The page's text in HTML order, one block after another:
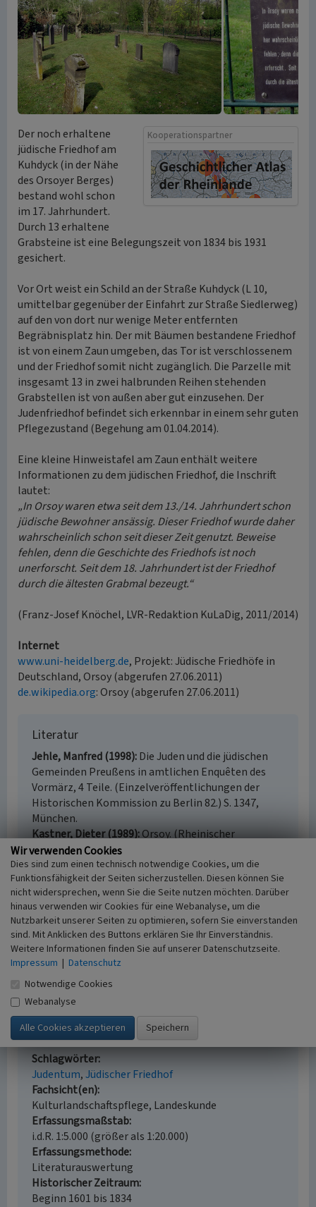
Kooperationspartner
Der noch erhaltene
jüdische Friedhof am
Kuhdyck (in der Nähe
des Orsoyer Berges)
bestand wohl schon
im 17. Jahrhundert.
Durch 13 erhaltene
Grabsteine ist eine Belegungszeit von 1834 bis 1931
gesichert.
Vor Ort weist ein Schild an der Straße Kuhdyck (L 10,
umittelbar gegenüber der Einfahrt zur Straße Siedlerweg)
auf den von dort nur wenige Meter entfernten
Begräbnisplatz hin. Der mit Bäumen bestandene Friedhof
ist von einem Zaun umgeben, das Tor ist verschlossenem
und der Friedhof somit nicht zugänglich. Die Parzelle mit
insgesamt 13 in zwei halbrunden Reihen stehenden
Grabstellen ist von außen aber gut einzusehen. Der
Judenfriedhof befindet sich erkennbar in einem sehr guten
Pflegezustand (Begehung am 01.04.2014).
Eine kleine Hinweistafel am Zaun enthält weitere
Informationen zu dem jüdischen Friedhof, die Inschrift
lautet:
„In Orsoy waren etwa seit dem 13./14. Jahrhundert schon
jüdische Bewohner ansässig. Dieser Friedhof wurde daher
wahrscheinlich schon seit dieser Zeit genutzt. Beweise
fehlen, denn die Geschichte des Friedhofs ist noch
unerforscht. Seit dem 18. Jahrhundert ist der Friedhof
durch die ältesten Grabmal bezeugt.“
(Franz-Josef Knöchel, LVR-Redaktion KuLaDig, 2011/2014)
Internet
www.uni-heidelberg.de, Projekt: Jüdische Friedhöfe in
Deutschland, Orsoy (abgerufen 27.06.2011)
de.wikipedia.org: Orsoy (abgerufen 27.06.2011)
Literatur
Jehle, Manfred (1998) Die Juden und die jüdischen
Gemeinden Preußens in amtlichen Enquêten des
Vormärz, 4 Teile. (Einzelveröffentlichungen der
Historischen Kommission zu Berlin 82.) S. 1347,
München.
Kastner, Dieter (1989) Orsoy. (Rheinischer
Städteatlas, Lieferung IX, Nr. 51.) S. 14, Köln.
Pracht-Jörns, Elfi (2000) Jüdisches Kulturerbe in
Nordrhein-Westfalen, Teil II: Regierungsbezirk
Düsseldorf. (Beiträge zu den Bau- und
Kunstdenkmälern im Rheinland 34.2.) S. 605-607,
Köln.
Reuter, Ursula (2007) Jüdische Gemeinden vom
frühen 19. bis zum Beginn des 21. Jahrhunderts.
(Geschichtlicher Atlas der Rheinlande, VIII.8.) Bonn.
Jüdischer Friedhof Orsoy
Schlagwörter
Judentum Jüdischer Friedhof
Fachsicht(en)
Kulturlandschaftspflege, Landeskunde
Erfassungsmaßstab
i.d.R. 1:5.000 (größer als 1:20.000)
Erfassungsmethode
Literaturauswertung
Historischer Zeitraum
Beginn 1601 bis 1834
Wir verwenden Cookies
Dies sind zum einen technisch notwendige Cookies, um die
Funktionsfähigkeit der Seiten sicherzustellen. Diesen können Sie
nicht widersprechen, wenn Sie die Seite nutzen möchten. Darüber
hinaus verwenden wir Cookies für eine Webanalyse, um die
Nutzbarkeit unserer Seiten zu optimieren, sofern Sie einverstanden
sind. Mit Anklicken des Buttons erklären Sie Ihr Einverständnis.
Weitere Informationen finden Sie auf unserer Datenschutzseite.
Impressum | Datenschutz
Notwendige Cookies
Webanalyse